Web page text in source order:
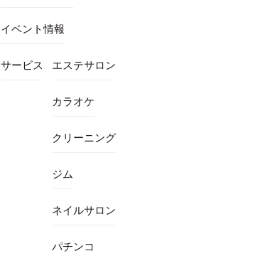
イベント情報
サービス エステサロン
カラオケ
クリーニング
ジム
ネイルサロン
パチンコ